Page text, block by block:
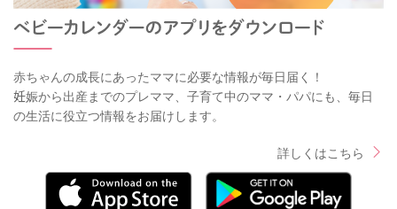
赤ちゃんの成長にあったママに必要な情報が毎日届く！
妊娠から出産までのプレママ、子育て中のママ・パパにも、毎日
の生活に役立つ情報をお届けします。
詳しくはこちら